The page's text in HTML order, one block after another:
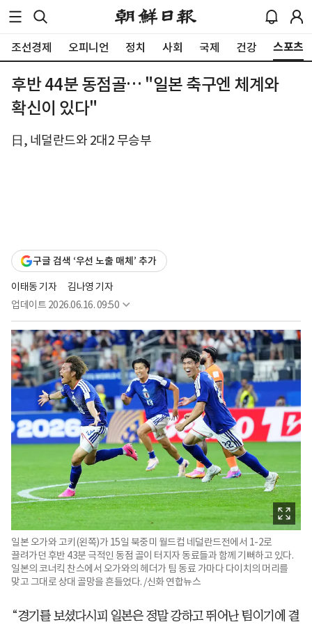
조선경제 오피니언 정치 사회 국제 건강 스포츠
후반 44분 동점골… "일본 축구엔 체계와
확신이 있다"
日, 네덜란드와 2대2 무승부
구글 검색 ‘우선 노출 매체’ 추가
이태동 기자
김나영 기자
업데이트 2026.06.16. 09:50
일본 오가와 고키(왼쪽)가 15일 북중미 월드컵 네덜란드전에서 1-2로
끌려가던 후반 43분 극적인 동점 골이 터지자 동료들과 함께 기뻐하고 있다.
일본의 코너킥 찬스에서 오가와의 헤더가 팀 동료 가마다 다이치의 머리를
맞고 그대로 상대 골망을 흔들었다. /신화 연합뉴스
“경기를 보셨다시피 일본은 정말 강하고 뛰어난 팀이기에 결